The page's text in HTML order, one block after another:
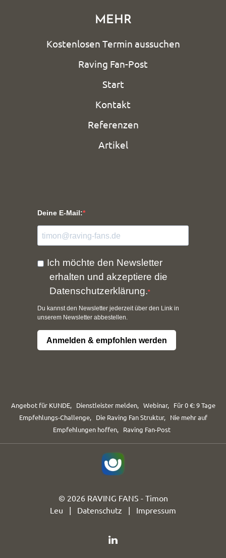
MEHR
Kostenlosen Termin aussuchen
Raving Fan-Post
Start
Kontakt
Referenzen
Artikel
Deine E-Mail:
Ich möchte den Newsletter
erhalten und akzeptiere die
Datenschutzerklärung.
Du kannst den Newsletter jederzeit über den Link in
unserem Newsletter abbestellen.
Anmelden & empfohlen werden
Angebot für KUNDE, Dienstleister melden, Webinar,
Für 0 €: 9 Tage
Empfehlungs-Challenge, Die Raving Fan Struktur,
Nie mehr auf
Empfehlungen hoffen, Raving Fan-Post
© 2026 RAVING FANS - Timon
Leu | Datenschutz Impressum